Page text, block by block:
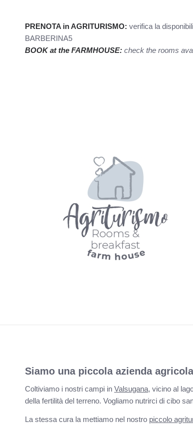
PRENOTA in AGRITURISMO: verifica la
BARBERINA5
BOOK at the FARMHOUSE: check the rooms
Siamo una piccola azienda
Coltiviamo i nostri campi in Valsugana, vicino al
della fertilità del terreno. Vogliamo nutrirci di cibo
La stessa cura la mettiamo nel nostro piccolo